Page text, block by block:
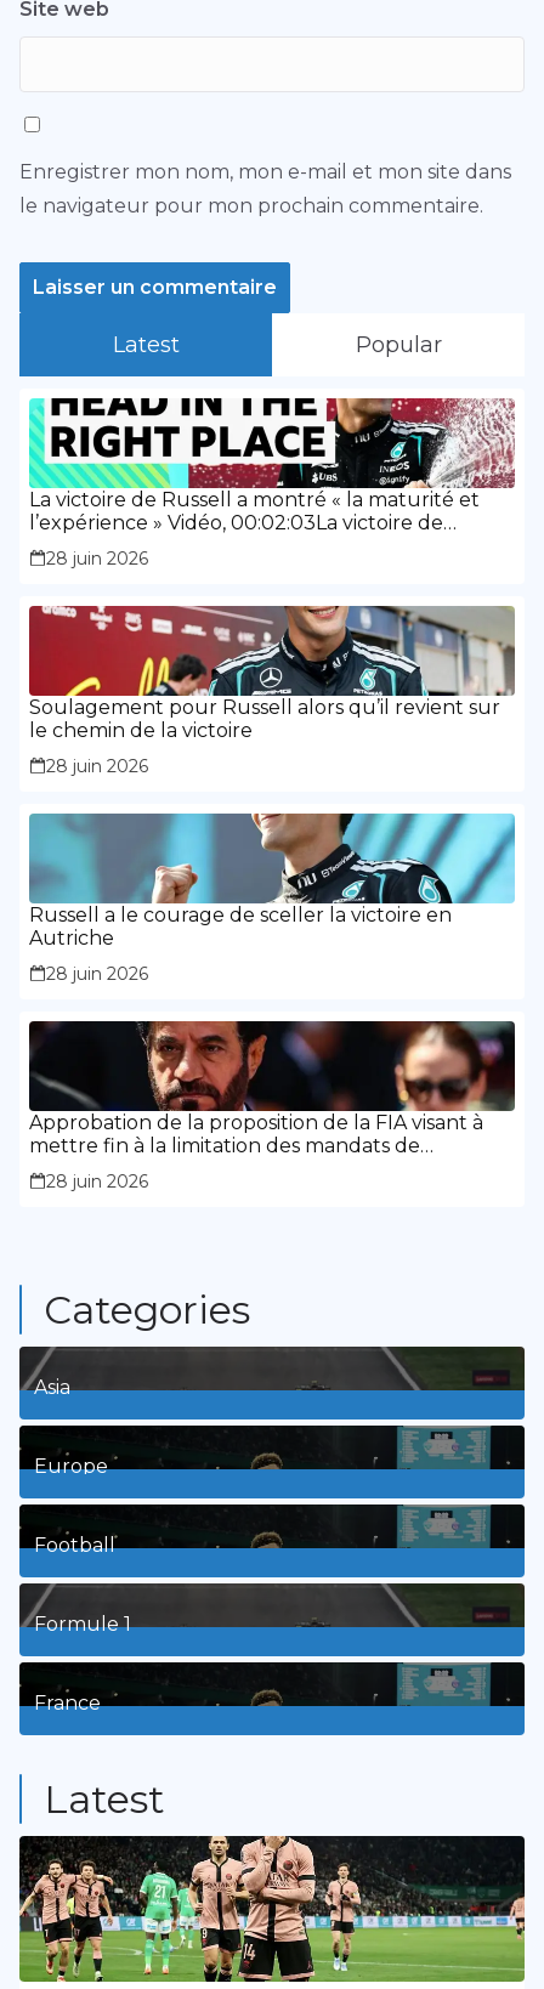
Site web
Enregistrer mon nom, mon e-mail et mon site dans
le navigateur pour mon prochain commentaire.
Latest Popular
La victoire de Russell a montré « la maturité et
l’expérience » Vidéo, 00:02:03La victoire de
Russell a montré « la maturité et l’expérience »
28 juin 2026
Soulagement pour Russell alors qu’il revient sur
le chemin de la victoire
28 juin 2026
Russell a le courage de sceller la victoire en
Autriche
28 juin 2026
Approbation de la proposition de la FIA visant à
mettre fin à la limitation des mandats de
présidence
28 juin 2026
Categories
Asia
1Posts
Europe
3Posts
Football
8Posts
Formule 1
3Posts
France
Latest